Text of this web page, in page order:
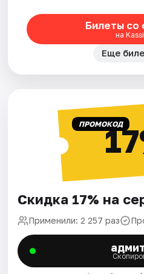
Билеты со
на
Еще
ПРОМОКОД
Скидка 17% на
Применили: 2 257 раз